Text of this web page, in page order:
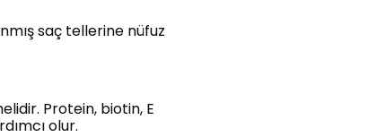
saç tellerine nüfuz
Protein, biotin, E
olur.